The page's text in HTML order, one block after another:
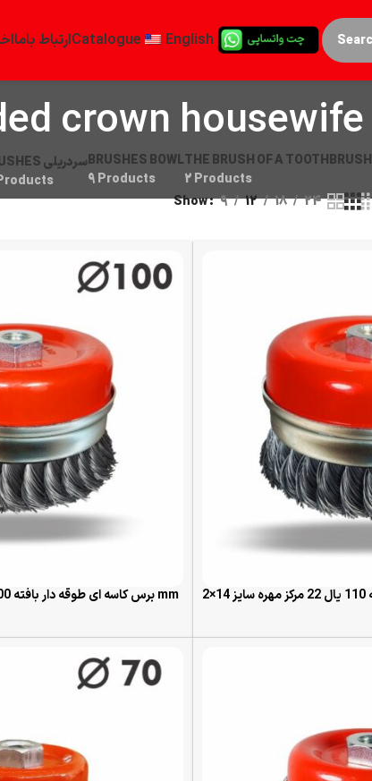
ارتباط باماCatalogue English
crown housewife
BRUSHES سردریلیBRUSHES BOWL
9 Products
THE BRUSH OF A TOOTHBRUSH
2 Products
Show 9 12 18 24
برس کاسه ای طوقه دار بافته 100 یال 22 مرکز مهره سایز 14×2 mm
READ MORE